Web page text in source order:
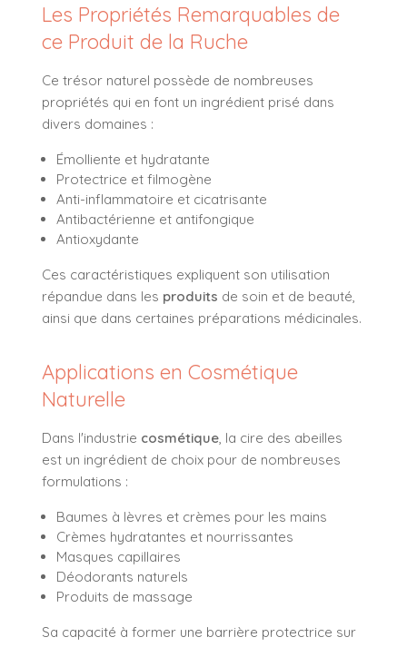
Les Propriétés Remarquables de
ce Produit de la Ruche
Ce trésor naturel possède de nombreuses
propriétés qui en font un ingrédient prisé dans
divers domaines :
Émolliente et hydratante
Protectrice et filmogène
Anti-inflammatoire et cicatrisante
Antibactérienne et antifongique
Antioxydante
Ces caractéristiques expliquent son utilisation
répandue dans les produits de soin et de beauté,
ainsi que dans certaines préparations médicinales.
Applications en Cosmétique
Naturelle
Dans l'industrie cosmétique, la cire des abeilles
est un ingrédient de choix pour de nombreuses
formulations :
Baumes à lèvres et crèmes pour les mains
Crèmes hydratantes et nourrissantes
Masques capillaires
Déodorants naturels
Produits de massage
Sa capacité à former une barrière protectrice sur